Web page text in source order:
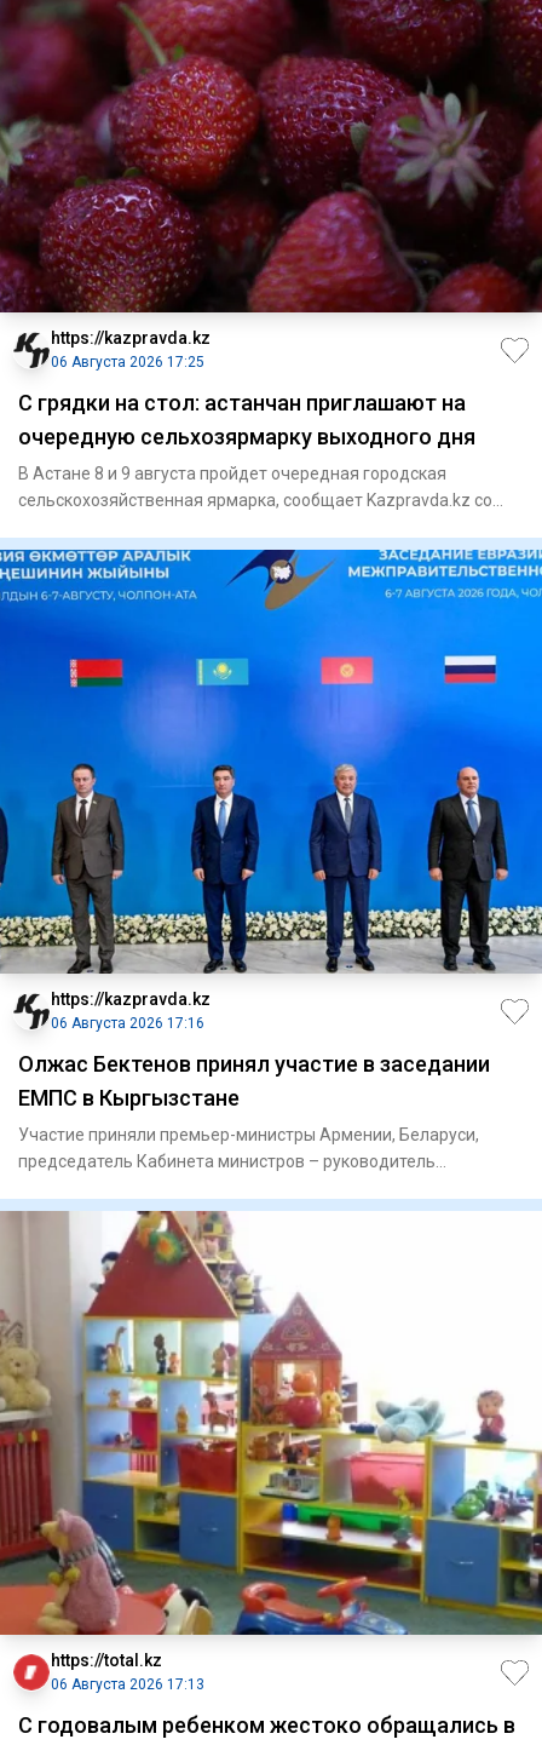
https://kazpravda.kz
06 Августа 2026 17:25
С грядки на стол: астанчан приглашают на
очередную сельхозярмарку выходного дня
В Астане 8 и 9 августа пройдет очередная городская
сельскохозяйственная ярмарка, сообщает Kazpravda.kz со
https://kazpravda.kz
06 Августа 2026 17:16
Олжас Бектенов принял участие в заседании
ЕМПС в Кыргызстане
Участие приняли премьер-министры Армении, Беларуси,
председатель Кабинета министров – руководитель
https://total.kz
06 Августа 2026 17:13
С годовалым ребенком жестоко обращались в